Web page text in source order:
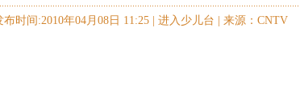
布时间:2010年04月08日 11:25 | 进入少儿台 来源：CNTV